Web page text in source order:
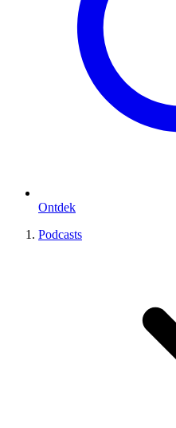
Ontdek
Podcasts